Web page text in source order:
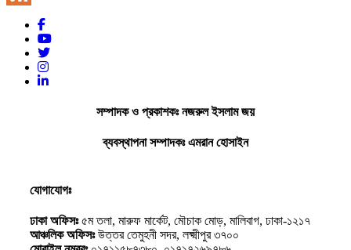
Channel
সম্পাদক ও প্রকাশকঃ নজরুল ইসলাম জয়
ব্যবস্থাপনা সম্পাদকঃ এমরান হোসাইন
যোগাযোগঃ
ঢাকা অফিসঃ৫ম তলা, মারুফ মার্কেট, মৌচাক মোড়, মালিবাগ, ঢাকা-১২১৭
আঞ্চলিক অফিসঃউত্তর তেমুহনী সদর, লক্ষ্মীপুর ৩৭০০